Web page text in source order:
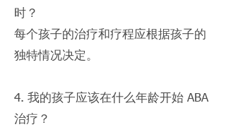
时？
每个孩子的治疗和疗程应根据孩子的
独特情况决定。
4. 我的孩子应该在什么年龄开始 ABA
治疗？